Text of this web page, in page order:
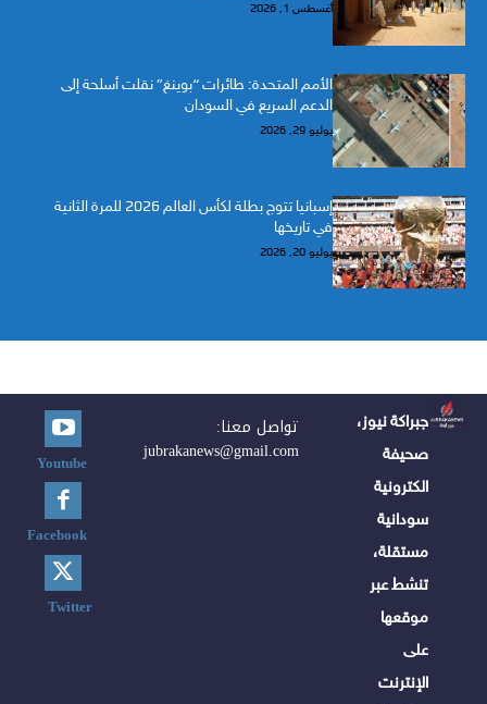
أغسطس 1, 2026
الأمم المتحدة: طائرات “بوينغ” نقلت أسلحة إلى
الدعم السريع في السودان
يوليو 29, 2026
إسبانيا تتوج بطلة لكأس العالم 2026 للمرة الثانية
في تاريخها
يوليو 20, 2026
جبراكة نيوز،
صحيفة
الكترونية
سودانية
مستقلة،
تنشط عبر
موقعها
على
الإنترنت
تواصل معنا:
jubrakanews@gmail.com
Youtube
Facebook
Twitter